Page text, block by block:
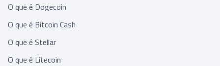
O que é Dogecoin
O que é Bitcoin Cash
O que é Stellar
O que é Litecoin